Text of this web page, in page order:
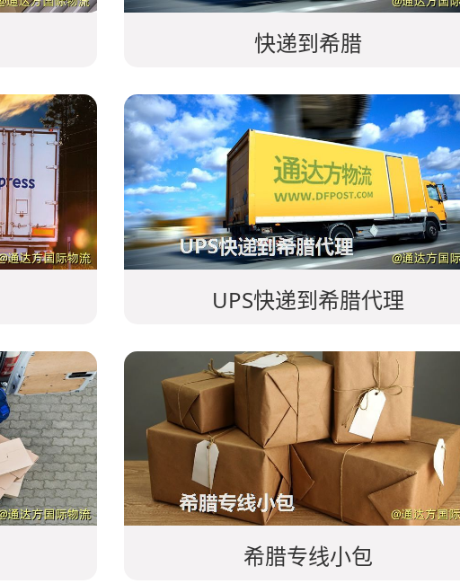
快递到希腊
UPS快递到希腊代理
希腊专线小包